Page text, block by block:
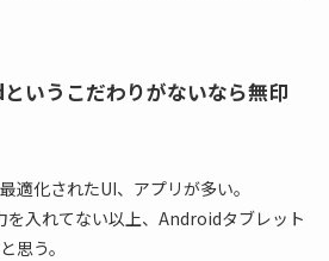
いうこだわりがないなら無印
適化されたUI、アプリが多い。
入れてない以上、Androidタブレット
思う。